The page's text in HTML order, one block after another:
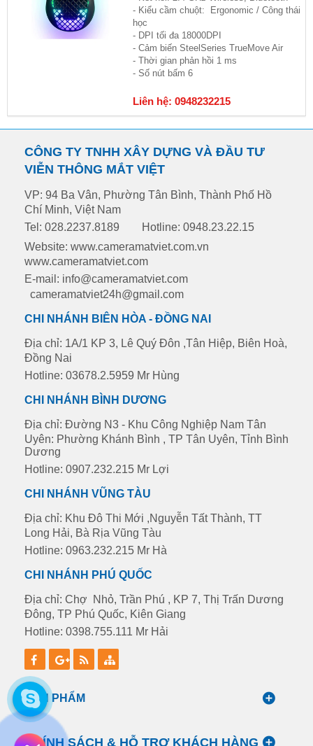
- Kiểu cầm chuột: Ergonomic / Công thái
học
- DPI tối đa 18000DPI
- Cảm biến SteelSeries TrueMove Air
- Thời gian phản hồi 1 ms
- Số nút bấm 6
Liên hệ: 0948232215
CÔNG TY TNHH XÂY DỰNG VÀ ĐẦU TƯ
VIỄN THÔNG MẮT VIỆT
VP: 94 Ba Vân, Phường Tân Bình, Thành Phố Hồ
Chí Minh, Việt Nam
Tel: 028.2237.8189
Hotline: 0948.23.22.15
Website: www.cameramatviet.com.vn
www.cameramatviet.com
E-mail: info@cameramatviet.com
cameramatviet24h@gmail.com
CHI NHÁNH BIÊN HÒA - ĐỒNG NAI
Địa chỉ: 1A/1 KP 3, Lê Quý Đôn ,Tân Hiệp, Biên Hoà,
Đồng Nai
Hotline: 03678.2.5959 Mr Hùng
CHI NHÁNH BÌNH DƯƠNG
Địa chỉ: Đường N3 - Khu Công Nghiệp Nam Tân
Uyên: Phường Khánh Bình , TP Tân Uyên, Tỉnh Bình
Dương
Hotline: 0907.232.215 Mr Lợi
CHI NHÁNH VŨNG TÀU
Địa chỉ: Khu Đô Thi Mới ,Nguyễn Tất Thành, TT
Long Hải, Bà Rịa Vũng Tàu
Hotline: 0963.232.215 Mr Hà
CHI NHÁNH PHÚ QUỐC
Địa chỉ: Chợ Nhỏ, Trần Phú , KP 7, Thị Trấn Dương
Đông, TP Phú Quốc, Kiên Giang
Hotline: 0398.755.111 Mr Hải
SẢN PHẨM
CHÍNH SÁCH & HỖ TRỢ KHÁCH HÀNG